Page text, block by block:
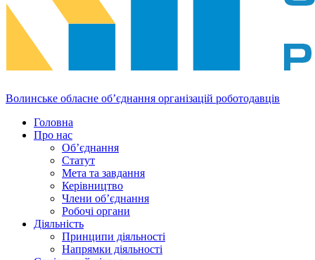
Волинське обласне об’єднання організацій роботодавців
Головна
Про нас
Об’єднання
Статут
Мета та завдання
Керівництво
Члени об’єднання
Робочі органи
Діяльність
Принципи діяльності
Напрямки діяльності